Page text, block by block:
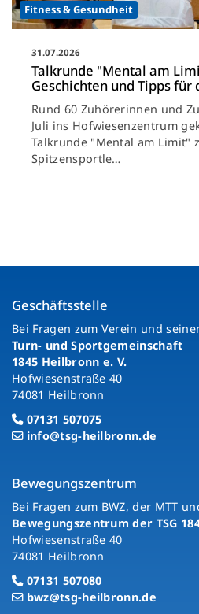
Fitness & Gesundheit
31.07.2026
Talkrunde "Mental am
Geschichten und Tipps für
Rund 60 Zuhörerinnen und
Juli ins Hofwiesenzentrum
Talkrunde "Mental am Limit"
Spitzensportle…
Geschäftsstelle
Bei Fragen zum Verein und
Turn- und Sportgemeinschaft
1845 Heilbronn e. V.
Hofwiesenstraße 40
74081 Heilbronn
07131 507075
info@tsg-heilbronn.de
Bewegungszentrum
Bei Fragen zum BWZ, der MTT
Bewegungszentrum der TSG
Hofwiesenstraße 40
74081 Heilbronn
07131 507080
bwz@tsg-heilbronn.de